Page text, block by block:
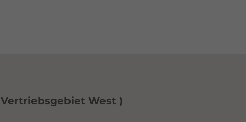
Vertriebsgebiet West